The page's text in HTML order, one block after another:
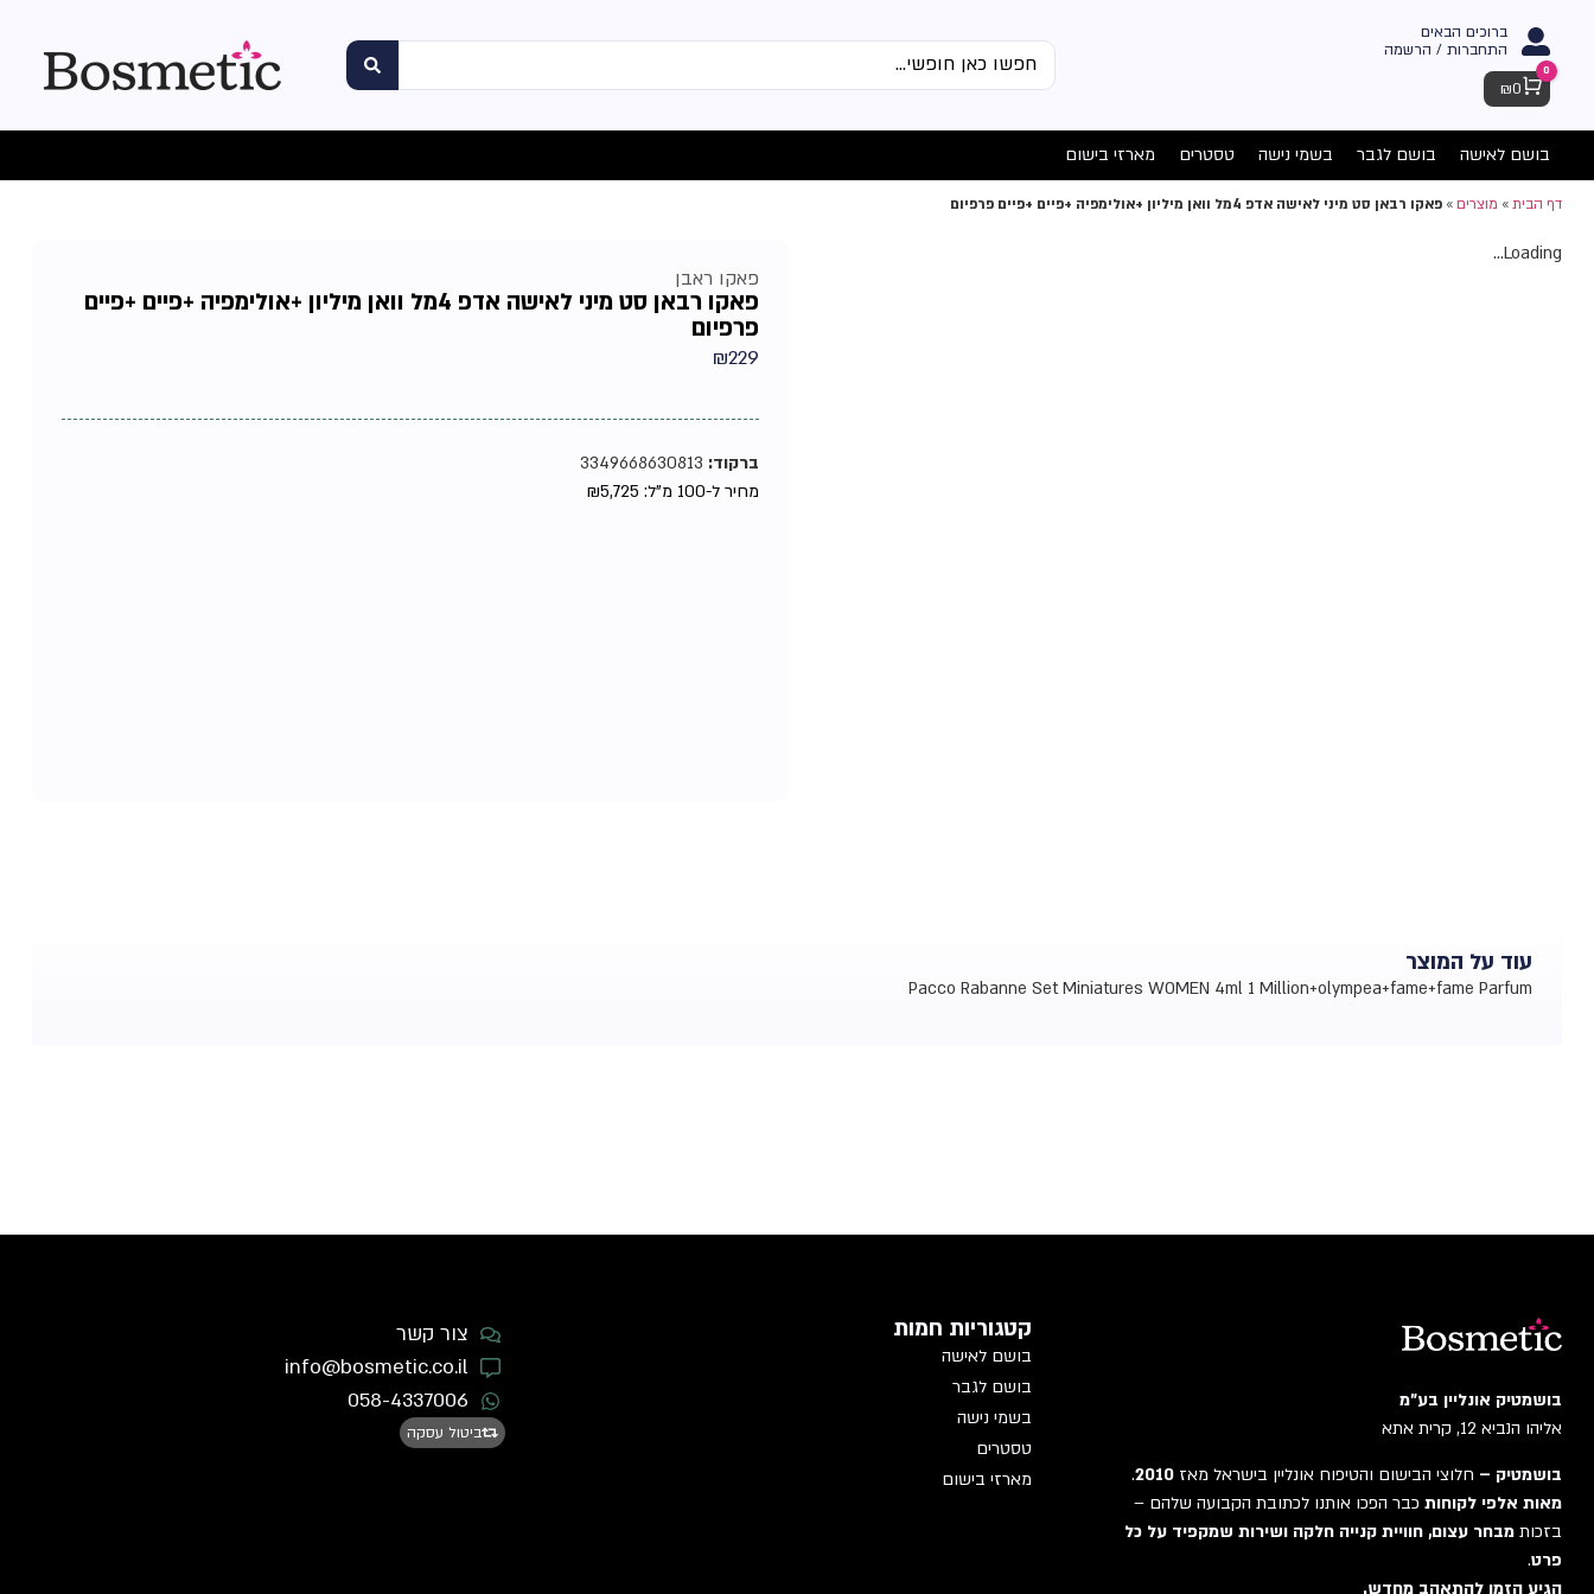
ברוכים הבאים
התחברות / הרשמה
Cart
0
₪0
בושם לאישה בושם לגבר בשמי נישה טסטרים מארזי בישום
דף הבית» מוצרים» פאקו רבאן סט מיני לאישה אדפ 4מל וואן מיליון +אולימפיה +פיים +פיים פרפיום
Loading...
פאקו ראבן
פאקו רבאן סט מיני לאישה אדפ 4מל וואן מיליון +אולימפיה +פיים +פיים
פרפיום
₪229
ברקוד:
מחיר ל-100 מ"ל:
₪5,725
עוד על המוצר
Pacco Rabanne Set Miniatures WOMEN 4ml 1 Million+olympea+fame+fame Parfum
בושמטיק אונליין בע"מ
אליהו הנביא 12, קרית אתא
בושמטיק – חלוצי הבישום והטיפוח אונליין בישראל מאז 2010
.
מאות אלפי לקוחות כבר הפכו אותנו לכתובת הקבועה שלהם –
בזכות מבחר עצום, חוויית קנייה חלקה ושירות שמקפיד על כל
פרט.
הגיע הזמן להתאהב מחדש.
קטגוריות חמות
בושם לאישה
בושם לגבר
בשמי נישה
טסטרים
מארזי בישום
צור קשר
info@bosmetic.co.il
058-4337006
ביטול עסקה